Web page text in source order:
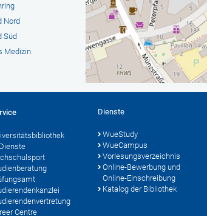
Nord
Süd
Medizin
Centre
Dienste
WueStudy
WueCampus
Vorlesungsverzeichnis
Online-Bewerbung und
Online-Einschreibung
Katalog der Bibliothek